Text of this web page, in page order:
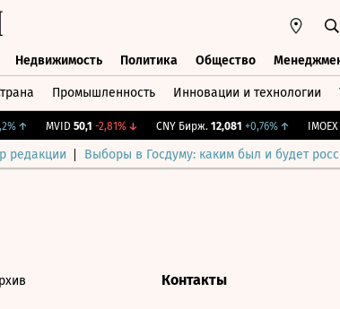
Недвижимость Политика Общество
Промышленность Инновации и технологии
↑ MVID 50,1 -2,81%↓ CNY Бирж. 12,081 +0,76%↑ IMOEX 2
редакции Выборы в Госдуму: каким был и будет
Контакты